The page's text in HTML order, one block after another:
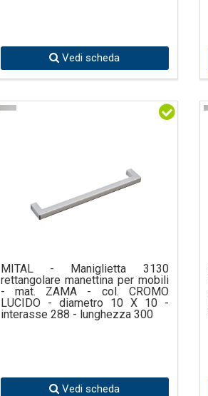
Vedi scheda
MITAL - Maniglietta 3130
rettangolare manettina per mobili
- mat. ZAMA - col. CROMO
LUCIDO - diametro 10 X 10 -
interasse 288 - lunghezza 300
Vedi scheda